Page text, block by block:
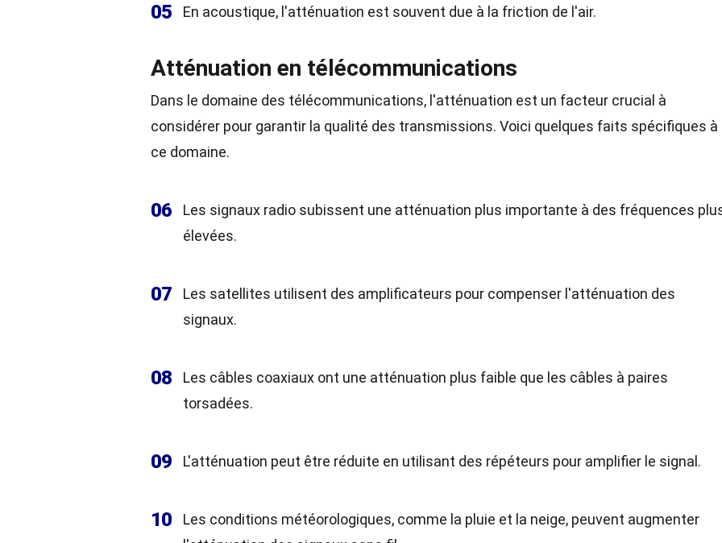
05 En acoustique, l'atténuation est souvent due à la friction de l'air.
Atténuation en télécommunications
Dans le domaine des télécommunications, l'atténuation est un facteur crucial à
considérer pour garantir la qualité des transmissions. Voici quelques faits spécifiques à
ce domaine.
06
Les signaux radio subissent une atténuation plus importante à des fréquences
élevées.
07
Les satellites utilisent des amplificateurs pour compenser l'atténuation des
signaux.
08
Les câbles coaxiaux ont une atténuation plus faible que les câbles à paires
torsadées.
09 L'atténuation peut être réduite en utilisant des répéteurs pour amplifier le signal.
10
Les conditions météorologiques, comme la pluie et la neige, peuvent augmenter